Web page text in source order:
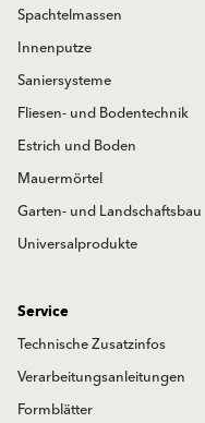
Spachtelmassen
Innenputze
Saniersysteme
Fliesen- und Bodentechnik
Estrich und Boden
Mauermörtel
Garten- und Landschaftsbau
Universalprodukte
Service
Technische Zusatzinfos
Verarbeitungsanleitungen
Formblätter